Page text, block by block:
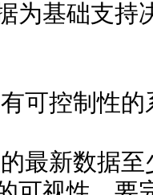
为基础支持
可控制性的
最新数据